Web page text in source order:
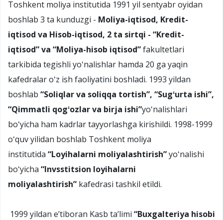
Toshkent moliya institutida 1991 yil sentyabr oyidan
boshlab 3 ta kunduzgi - Moliya-iqtisod, Kredit-
iqtisod va Hisob-iqtisod, 2 ta sirtqi - “Kredit-
iqtisod” va “Moliya-hisob iqtisod”fakultetlari
tarkibida tegishli yoʻnalishlar hamda 20 ga yaqin
kafedralar oʻz ish faoliyatini boshladi. 1993 yildan
boshlab “Soliqlar va soliqqa tortish”, “Sugʻurta ishi”,
“Qimmatli qogʻozlar va birja ishi”yoʻnalishlari
boʻyicha ham kadrlar tayyorlashga kirishildi. 1998-1999
oʻquv yilidan boshlab Toshkent moliya
institutida “Loyihalarni moliyalashtirish”yoʻnalishi
boʻyicha “Invsstitsion loyihalarni
moliyalashtirish” kafedrasi tashkil etildi.
1999 yildan eʼtiboran Kasb taʼlimi “Buxgalteriya hisobi